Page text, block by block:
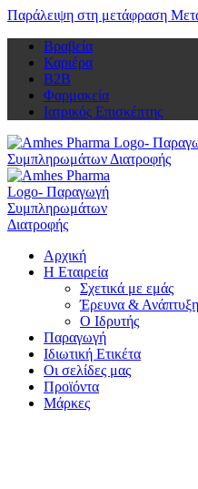
Παράλειψη στη μετάφραση
Βραβεία
Καριέρα
Β2Β
Φαρμακεία
Ιατρικός Επισκέπτης
Αρχική
Η Εταιρεία
Σχετικά με εμάς
Έρευνα &
Ο Ιδρυτής
Παραγωγή
Ιδιωτική Ετικέτα
Οι σελίδες μας
Προϊόντα
Μάρκες